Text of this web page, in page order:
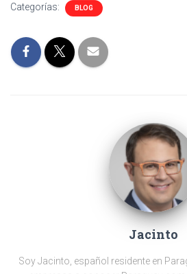
Categorías: BLOG
Jacinto
Soy Jacinto, español residente en